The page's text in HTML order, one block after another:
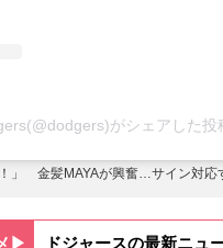
がシェアした投
！」 金髪MAYAが興奮…サイン対応
▶︎ ドジャースの最新ニュ